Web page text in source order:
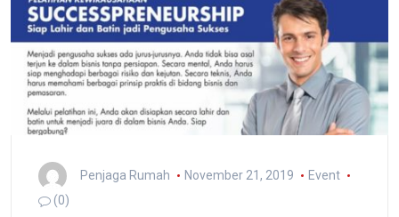
Penjaga Rumah November 21, 2019
Event
(0)